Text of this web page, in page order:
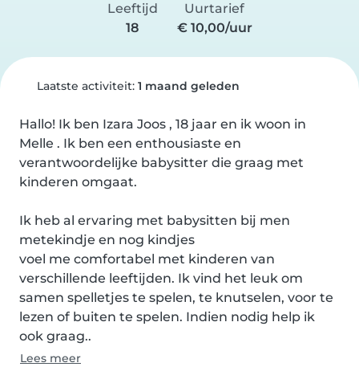
Leeftijd
18
Uurtarief
€ 10,00/uur
Laatste activiteit: 1 maand geleden
Hallo! Ik ben Izara Joos , 18 jaar en ik woon in
Melle . Ik ben een enthousiaste en
verantwoordelijke babysitter die graag met
kinderen omgaat.
Ik heb al ervaring met babysitten bij men
metekindje en nog kindjes
voel me comfortabel met kinderen van
verschillende leeftijden. Ik vind het leuk om
samen spelletjes te spelen, te knutselen, voor te
lezen of buiten te spelen. Indien nodig help ik
ook graag..
Lees meer